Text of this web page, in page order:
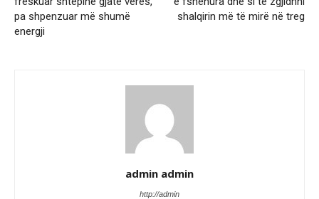
pa shpenzuar më shumë
energji
shalqirin më të mirë në treg
admin admin
http://admin